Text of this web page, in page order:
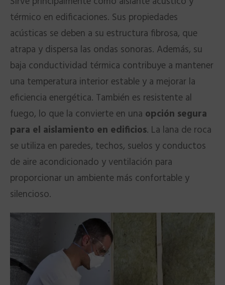
térmico en edificaciones. Sus propiedades
acústicas se deben a su estructura fibrosa, que
atrapa y dispersa las ondas sonoras. Además, su
baja conductividad térmica contribuye a mantener
una temperatura interior estable y a mejorar la
eficiencia energética. También es resistente al
fuego, lo que la convierte en una opción segura
para el aislamiento en edificios. La lana de roca
se utiliza en paredes, techos, suelos y conductos
de aire acondicionado y ventilación para
proporcionar un ambiente más confortable y
silencioso.